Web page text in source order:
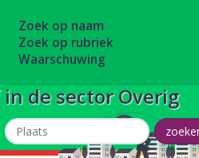
Zoek op naam
Zoek op rubriek
Waarschuwing
de sector Overig